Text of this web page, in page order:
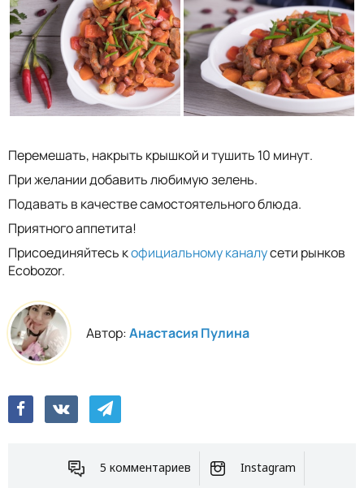
Перемешать, накрыть крышкой и тушить 10 минут.
При желании добавить любимую зелень.
Подавать в качестве самостоятельного блюда.
Приятного аппетита!
Присоединяйтесь кофициальному каналусети рынков
Ecobozor.
Автор:Анастасия Пулина
5 комментариев
Instagram